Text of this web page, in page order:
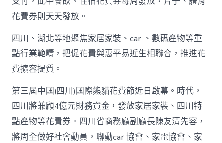
白
滅
花
費
_
中
國
網〉
中
花費券則天天發放。
四川、湖北等地聚焦家居家裝、car 、數碼產物等重
點行業範疇，把促花費與惠平易近生相聯合，推進花
費擴容提質。
第三屆中國(四川)國際熊貓花費節近日啟幕。時代，
四川將兼顧4億元財務資金，發放家居家裝、四川特
點產物等花費券。四川省商務廳副廳長陳友清先容，
將周全做好社會動員，聯動car 協會、家電協會、家